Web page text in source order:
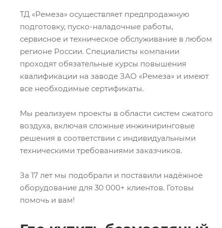
ТД «Ремеза» осуществляет предпродажную
подготовку, пуско-наладочные работы,
сервисное и техническое обслуживание в любом
регионе России. Специалисты компании
проходят обязательные курсы повышения
квалификации на заводе ЗАО «Ремеза» и имеют
все необходимые сертификаты.
Мы реализуем проекты в области систем сжатого
воздуха, включая сложные инжиниринговые
решения в соответствии с индивидуальными
техническими требованиями заказчиков.
За 17 лет мы подобрали и поставили надёжное
оборудование для 30 000+ клиентов. Готовы
помочь и вам!